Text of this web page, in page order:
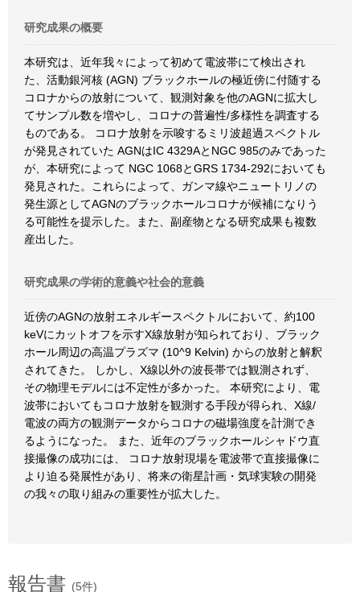
研究成果の概要
本研究は、近年我々によって初めて電波帯にて検出され
た、活動銀河核 (AGN) ブラックホールの極近傍に付随する
コロナからの放射について、観測対象を他のAGNに拡大し
てサンプル数を増やし、コロナの普遍性/多様性を調査する
ものである。 コロナ放射を示唆するミリ波超過スペクトル
が発見されていた AGNはIC 4329AとNGC 985のみであった
が、本研究によって NGC 1068とGRS 1734-292においても
発見された。これらによって、ガンマ線やニュートリノの
発生源としてAGNのブラックホールコロナが候補になりう
る可能性を提示した。また、副産物となる研究成果も複数
産出した。
研究成果の学術的意義や社会的意義
近傍のAGNの放射エネルギースペクトルにおいて、約100
keVにカットオフを示すX線放射が知られており、ブラック
ホール周辺の高温プラズマ (10^9 Kelvin) からの放射と解釈
されてきた。 しかし、X線以外の波長帯では観測されず、
その物理モデルには不定性が多かった。 本研究により、電
波帯においてもコロナ放射を観測する手段が得られ、X線/
電波の両方の観測データからコロナの磁場強度を計測でき
るようになった。 また、近年のブラックホールシャドウ直
接撮像の成功には、 コロナ放射現場を電波帯で直接撮像に
より迫る発展性があり、将来の衛星計画・気球実験の開発
の我々の取り組みの重要性が拡大した。
報告書 (5件)